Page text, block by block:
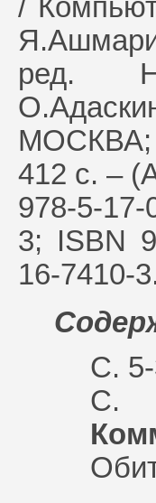
/
ред.
МОСКВА;
412 с. –
978-5-
3; ISBN
16-7410-
С.
С.